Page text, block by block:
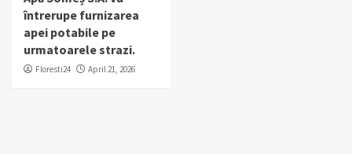
întrerupe furnizarea
apei potabile pe
urmatoarele strazi.
Floresti24 April 21, 2026